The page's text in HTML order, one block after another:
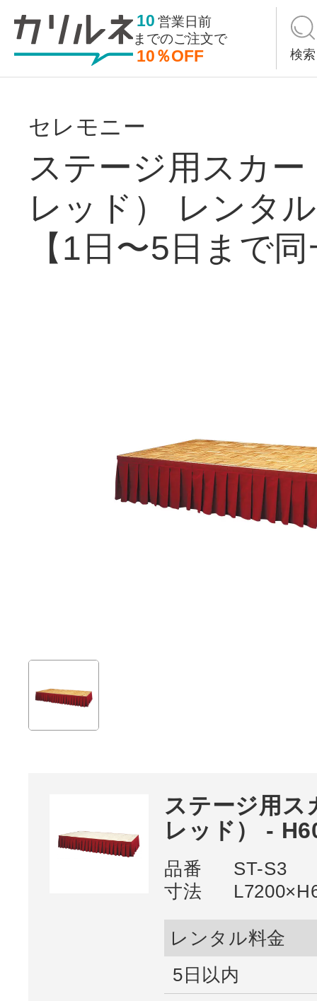
10 営業日前
までのご注文で
10％OFF 検索
セレモニー
ステージ用スカ
レッド） レンタ
【1日〜5日まで
ステージ用ス
レッド） -
品番
ST-S3
寸法
レンタル料金
5日以内